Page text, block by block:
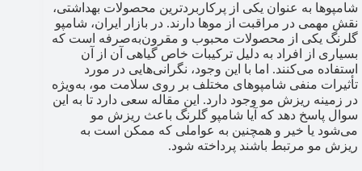
شامپوها به عنوان یکی از پرکاربردترین محصولات بهداشتی،
نقش مهمی در مراقبت از موها دارند. در بازار ایران، شامپو
گلرنگ یکی از محصولات محبوب و مقرون‌به‌صرفه است که
بسیاری از افراد به دلیل ترکیبات خاص گیاهی آن از آن
استفاده می‌کنند. اما با این وجود، نگرانی‌هایی در مورد
تأثیرات منفی شامپوهای مختلف بر روی سلامت مو، به‌ویژه
در زمینه ریزش مو وجود دارد. این مقاله سعی دارد تا به این
سوال پاسخ دهد که آیا شامپو گلرنگ باعث ریزش مو
می‌شود یا خیر و همچنین به عواملی که ممکن است به
ریزش مو مرتبط باشند پرداخته شود.